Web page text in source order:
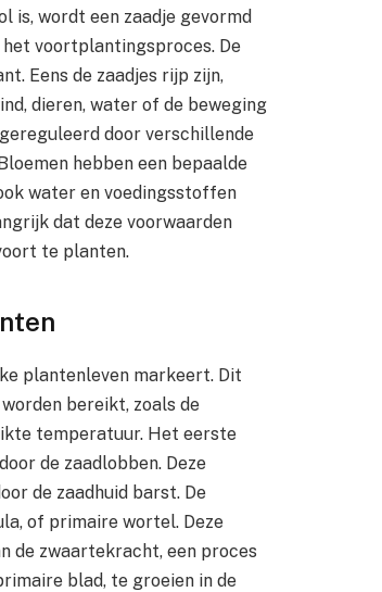
is, wordt een zaadje gevormd
voortplantingsproces. De
Eens de zaadjes rijp zijn,
dieren, water of de beweging
door verschillende
hebben een bepaalde
water en voedingsstoffen
dat deze voorwaarden
te planten.
plantenleven markeert. Dit
bereikt, zoals de
temperatuur. Het eerste
de zaadlobben. Deze
de zaadhuid barst. De
of primaire wortel. Deze
de zwaartekracht, een proces
blad, te groeien in de